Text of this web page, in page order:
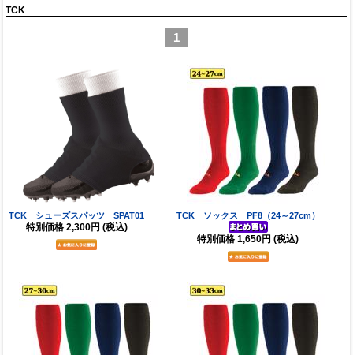
TCK
1
TCK シューズスパッツ SPAT01
特別価格 2,300円 (税込)
TCK ソックス PF8（24～27cm）
特別価格 1,650円 (税込)